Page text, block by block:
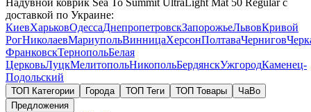
Надувной коврик Sea To Summit UltraLight Mat 50 Regular с
доставкой по Украине:
КиевХарьковОдессаДнепропетровскЗапорожьеЛьвовКривой
РогНиколаевМариупольВинницаХерсонПолтаваЧернигов
ФранковскТернопольБелая
ЦерковьЛуцкМелитопольНикопольБердянскУжгородКаменец-
Подольский
ТОП Категории Города ТОП Теги ТОП Товары
ЧаВо
Предложения